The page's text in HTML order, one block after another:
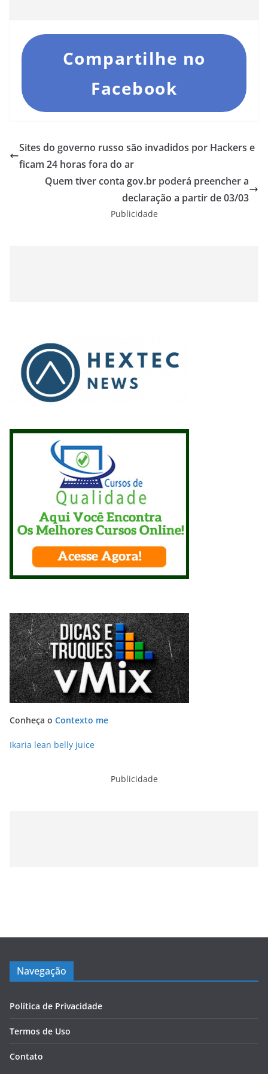
Compartilhe no
Facebook
Sites do governo russo são invadidos por Hackers e
ficam 24 horas fora do ar
Quem tiver conta gov.br poderá preencher a
declaração a partir de 03/03
Publicidade
Conheça o Contexto me
Ikaria lean belly juice
Publicidade
Navegação
Política de Privacidade
Termos de Uso
Contato